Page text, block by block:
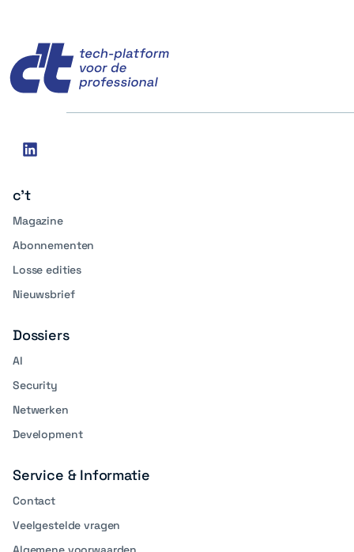
Social
linkedin
c't
Magazine
Abonnementen
Losse edities
Nieuwsbrief
Dossiers
AI
Security
Netwerken
Development
Service & Informatie
Contact
Veelgestelde vragen